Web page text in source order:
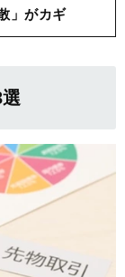
」がカギ